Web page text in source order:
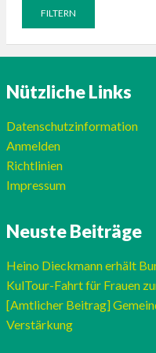
Nützliche Links
Datenschutzinformation
Anmelden
Richtlinien
Impressum
Neuste Beiträge
Heino Dieckmann erhält
KulTour-Fahrt für Frauen
[Amtlicher Beitrag]
Verstärkung